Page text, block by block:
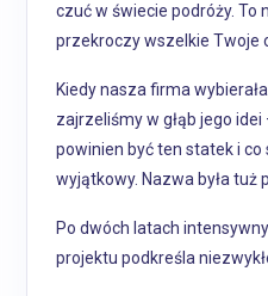
czuć w świecie podróży. To
przekroczy wszelkie Twoje
Kiedy nasza firma
zajrzeliśmy w głąb jego
powinien być ten statek i co
wyjątkowy. Nazwa była tuż
Po dwóch latach
projektu podkreśla